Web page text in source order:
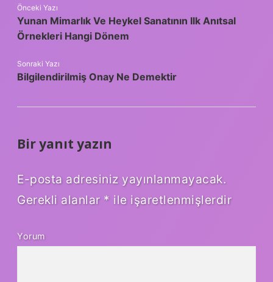
Önceki Yazı
Yunan Mimarlık Ve Heykel Sanatının Ilk Anıtsal
Örnekleri Hangi Dönem
Sonraki Yazı
Bilgilendirilmiş Onay Ne Demektir
Bir yanıt yazın
E-posta adresiniz yayınlanmayacak.
Gerekli alanlar * ile işaretlenmişlerdir
Yorum